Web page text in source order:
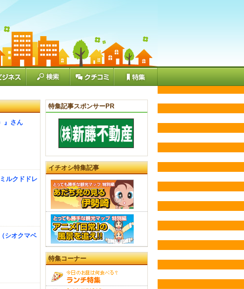
』さん
ルクドドレ
シオクマベ
特集記事スポンサーPR
イチオシ特集記事
特集コーナー